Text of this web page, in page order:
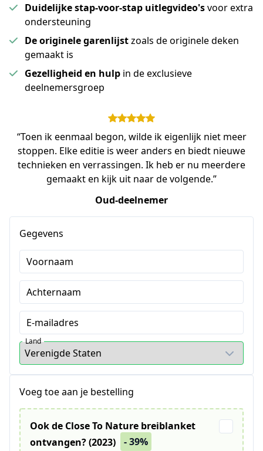
Duidelijke stap-voor-stap uitlegvideo'svoor extra
ondersteuning
De originele garenlijstzoals de originele deken
gemaakt is
Gezelligheid en hulp in de exclusieve
deelnemersgroep
“Toen ik eenmaal begon, wilde ik eigenlijk niet meer
stoppen. Elke editie is weer anders en biedt nieuwe
technieken en verrassingen. Ik heb er nu meerdere
gemaakt en kijk uit naar de volgende.”
Oud-deelnemer
Gegevens
Voornaam
Achternaam
E-mailadres
Land
Voeg toe aan je bestelling
Ook de Close To Nature breiblanket
ontvangen? (2023)
- 39%